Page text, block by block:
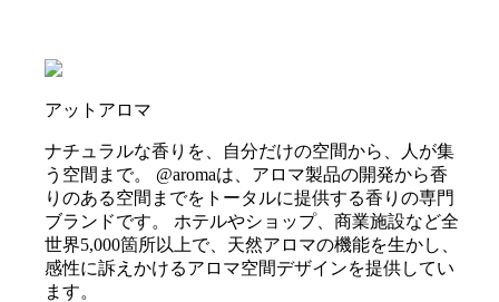
アットアロマ
ナチュラルな香りを、自分だけの空間から、人が集
う空間まで。 @aromaは、アロマ製品の開発から香
りのある空間までをトータルに提供する香りの専門
ブランドです。 ホテルやショップ、商業施設など全
世界5,000箇所以上で、天然アロマの機能を生かし、
感性に訴えかけるアロマ空間デザインを提供してい
ます。